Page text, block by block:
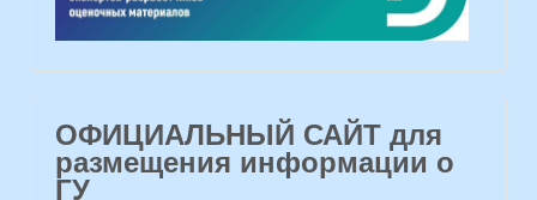
ОФИЦИАЛЬНЫЙ САЙТ для
размещения информации о
ГУ